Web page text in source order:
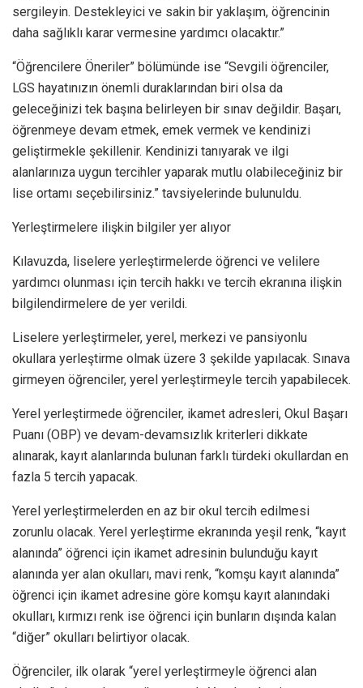
sergileyin. Destekleyici ve sakin bir yaklaşım, öğrencinin
daha sağlıklı karar vermesine yardımcı olacaktır.”
“Öğrencilere Öneriler” bölümünde ise “Sevgili öğrenciler,
LGS hayatınızın önemli duraklarından biri olsa da
geleceğinizi tek başına belirleyen bir sınav değildir. Başarı,
öğrenmeye devam etmek, emek vermek ve kendinizi
geliştirmekle şekillenir. Kendinizi tanıyarak ve ilgi
alanlarınıza uygun tercihler yaparak mutlu olabileceğiniz bir
lise ortamı seçebilirsiniz.” tavsiyelerinde bulunuldu.
Yerleştirmelere ilişkin bilgiler yer alıyor
Kılavuzda, liselere yerleştirmelerde öğrenci ve velilere
yardımcı olunması için tercih hakkı ve tercih ekranına ilişkin
bilgilendirmelere de yer verildi.
Liselere yerleştirmeler, yerel, merkezi ve pansiyonlu
okullara yerleştirme olmak üzere 3 şekilde yapılacak. Sınava
girmeyen öğrenciler, yerel yerleştirmeyle tercih yapabilecek.
Yerel yerleştirmede öğrenciler, ikamet adresleri, Okul Başarı
Puanı (OBP) ve devam-devamsızlık kriterleri dikkate
alınarak, kayıt alanlarında bulunan farklı türdeki okullardan en
fazla 5 tercih yapacak.
Yerel yerleştirmelerden en az bir okul tercih edilmesi
zorunlu olacak. Yerel yerleştirme ekranında yeşil renk, “kayıt
alanında” öğrenci için ikamet adresinin bulunduğu kayıt
alanında yer alan okulları, mavi renk, “komşu kayıt alanında”
öğrenci için ikamet adresine göre komşu kayıt alanındaki
okulları, kırmızı renk ise öğrenci için bunların dışında kalan
“diğer” okulları belirtiyor olacak.
Öğrenciler, ilk olarak “yerel yerleştirmeyle öğrenci alan